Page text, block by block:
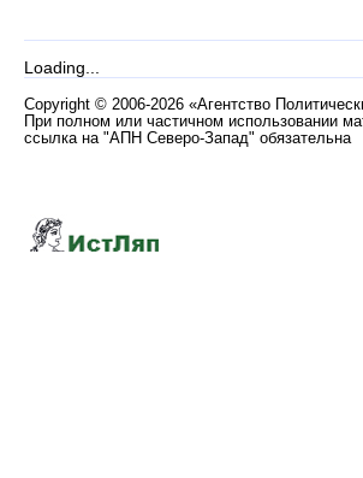
Loading...
Copyright © 2006-2026 «Агентство
При полном или частичном использовании
ссылка на "АПН Северо-Запад" обязательна